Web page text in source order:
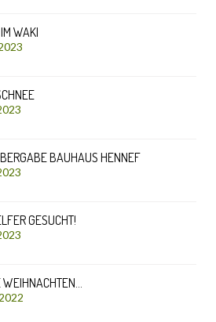
WAKI
BAUHAUS HENNEF
GESUCHT!
WEIHNACHTEN…